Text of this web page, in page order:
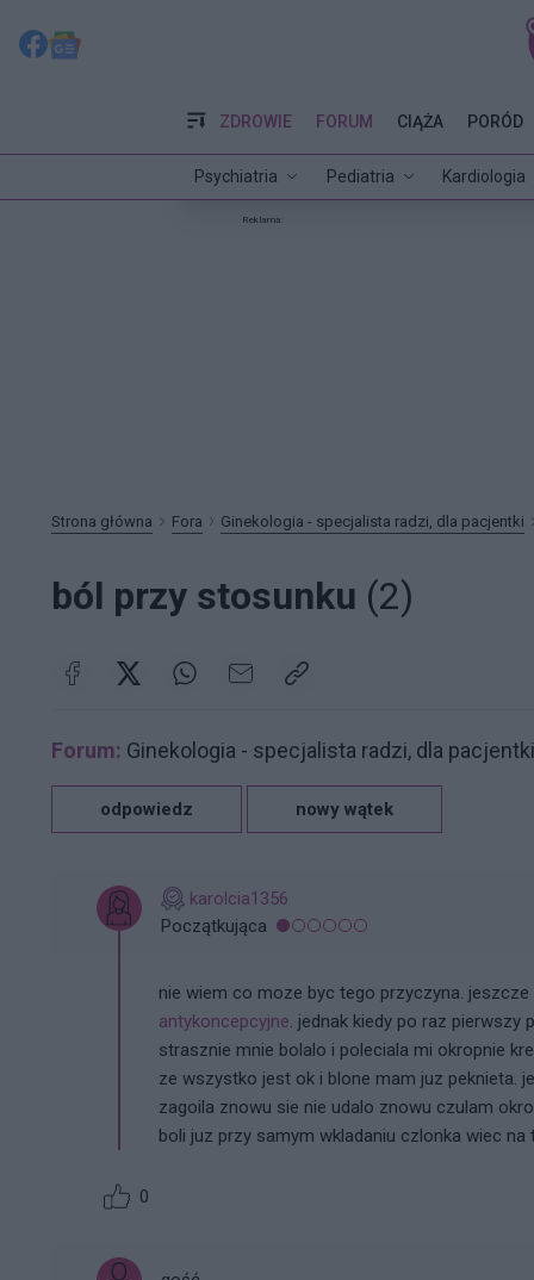
ZDROWIE
Psychiatria Pediatria Kardiologia
FORUM CIĄŻA PORÓD
Reklama:
Strona główna Fora Ginekologia - specjalista radzi, dla pacjentki
ból przy stosunku (2)
Forum: Ginekologia - specjalista radzi, dla pacjentki
odpowiedz nowy wątek
karolcia1356
Początkująca
nie wiem co moze byc tego przyczyna.
antykoncepcyjne. jednak kiedy po raz
strasznie mnie bolalo i poleciala mi okropnie
ze wszystko jest ok i blone mam juz peknieta.
zagoila znowu sie nie udalo znowu czulam
boli juz przy samym wkladaniu czlonka wiec
0